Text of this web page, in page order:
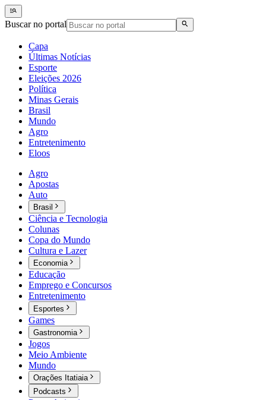
Buscar no portal
Capa
Últimas Notícias
Esporte
Eleições 2026
Política
Minas Gerais
Brasil
Mundo
Agro
Entretenimento
Eloos
Agro
Apostas
Auto
Brasil
Ciência e Tecnologia
Colunas
Copa do Mundo
Cultura e Lazer
Economia
Educação
Emprego e Concursos
Entretenimento
Esportes
Games
Gastronomia
Jogos
Meio Ambiente
Mundo
Orações Itatiaia
Podcasts